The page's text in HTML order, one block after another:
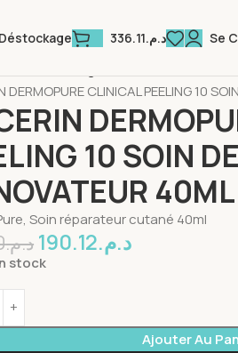
Déstockage د.م.336.11 Se
DERMOPURE CLINICAL PEELING 10
10 SOIN
40ML
Soin réparateur cutané 40ml
د.م. د.م.190.12
stock
Ajouter Au